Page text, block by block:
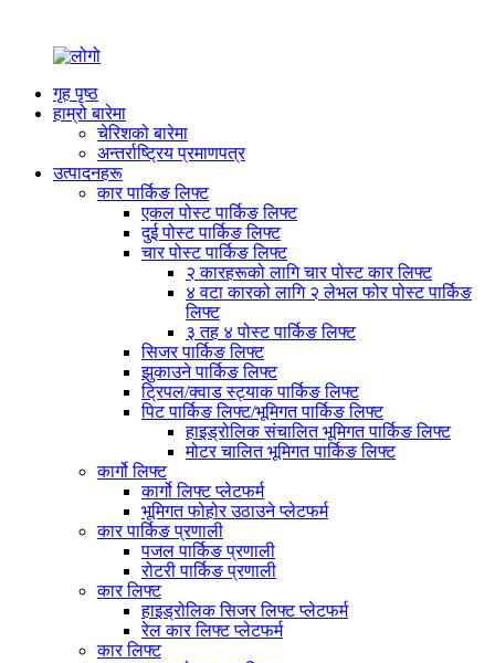
गृह पृष्ठ
हाम्रो बारेमा
चेरिशको बारेमा
अन्तर्राष्ट्रिय प्रमाणपत्र
उत्पादनहरू
कार पार्किङ लिफ्ट
एकल पोस्ट पार्किङ लिफ्ट
दुई पोस्ट पार्किङ लिफ्ट
चार पोस्ट पार्किङ लिफ्ट
२ कारहरूको लागि चार पोस्ट कार लिफ्ट
४ वटा कारको लागि २ लेभल फोर पोस्ट पार्किङ
लिफ्ट
३ तह ४ पोस्ट पार्किङ लिफ्ट
सिजर पार्किङ लिफ्ट
झुकाउने पार्किङ लिफ्ट
ट्रिपल/क्वाड स्ट्याक पार्किङ लिफ्ट
पिट पार्किङ लिफ्ट/भूमिगत पार्किङ लिफ्ट
हाइड्रोलिक संचालित भूमिगत पार्किङ लिफ्ट
मोटर चालित भूमिगत पार्किङ लिफ्ट
कार्गो लिफ्ट
कार्गो लिफ्ट प्लेटफर्म
भूमिगत फोहोर उठाउने प्लेटफर्म
कार पार्किङ प्रणाली
पजल पार्किङ प्रणाली
रोटरी पार्किङ प्रणाली
कार लिफ्ट
हाइड्रोलिक सिजर लिफ्ट प्लेटफर्म
रेल कार लिफ्ट प्लेटफर्म
कार लिफ्ट